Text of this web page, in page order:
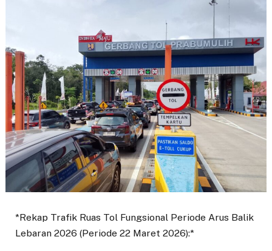
*Rekap Trafik Ruas Tol Fungsional Periode Arus Balik
Lebaran 2026 (Periode 22 Maret 2026):*